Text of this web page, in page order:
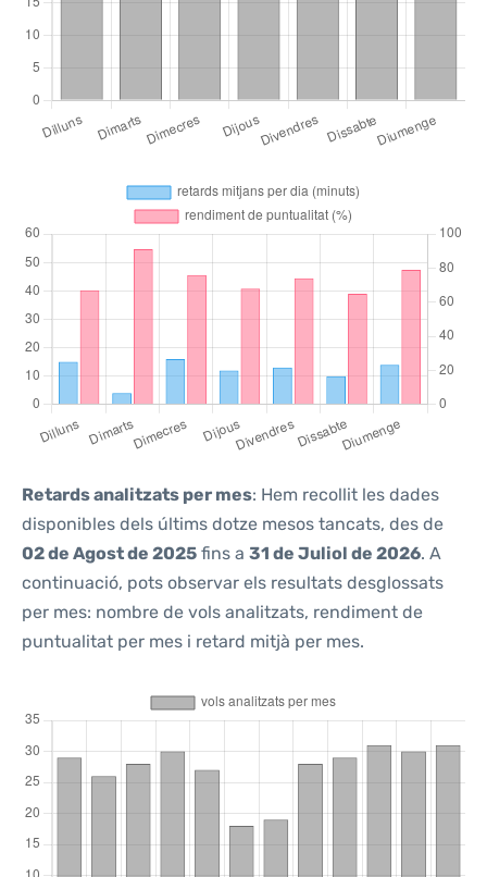
Retards analitzats per mes: Hem recollit les dades
disponibles dels últims dotze mesos tancats, des de
02 de Agost de 2025 fins a 31 de Juliol de 2026. A
continuació, pots observar els resultats desglossats
per mes: nombre de vols analitzats, rendiment de
puntualitat per mes i retard mitjà per mes.